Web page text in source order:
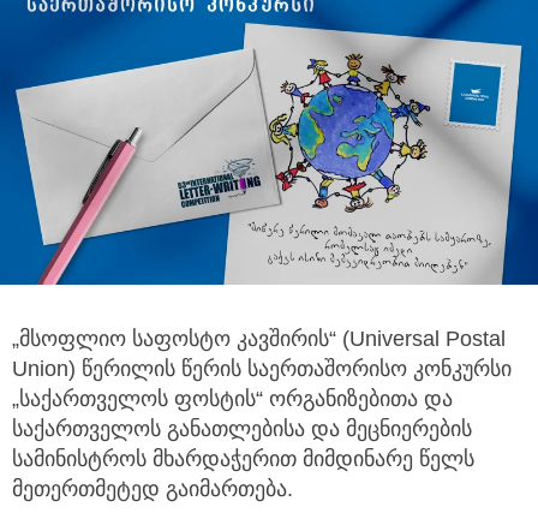
„მსოფლიო საფოსტო კავშირის“ (Universal Postal
Union) წერილის წერის საერთაშორისო კონკურსი
„საქართველოს ფოსტის“ ორგანიზებითა და
საქართველოს განათლებისა და მეცნიერების
სამინისტროს მხარდაჭერით მიმდინარე წელს
მეთერთმეტედ გაიმართება.